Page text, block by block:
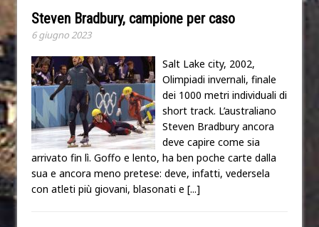
Steven Bradbury, campione per caso
6 giugno 2023
Salt Lake city, 2002,
Olimpiadi invernali, finale
dei 1000 metri individuali di
short track. L’australiano
Steven Bradbury ancora
deve capire come sia
arrivato fin lì. Goffo e lento, ha ben poche carte dalla
sua e ancora meno pretese: deve, infatti, vedersela
con atleti più giovani, blasonati e [...]